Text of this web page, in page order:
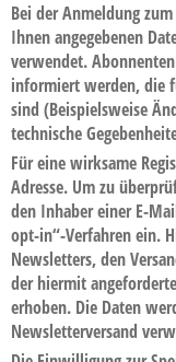
Bei der Anmeldung
Ihnen angegebenen
verwendet.
informiert werden, die
sind (Beispielsweise
technische
Für eine wirksame
Adresse. Um zu
den Inhaber einer E-
opt-in“-Verfahren ein.
Newsletters, den
der hiermit
erhoben. Die Daten
Newsletterversand